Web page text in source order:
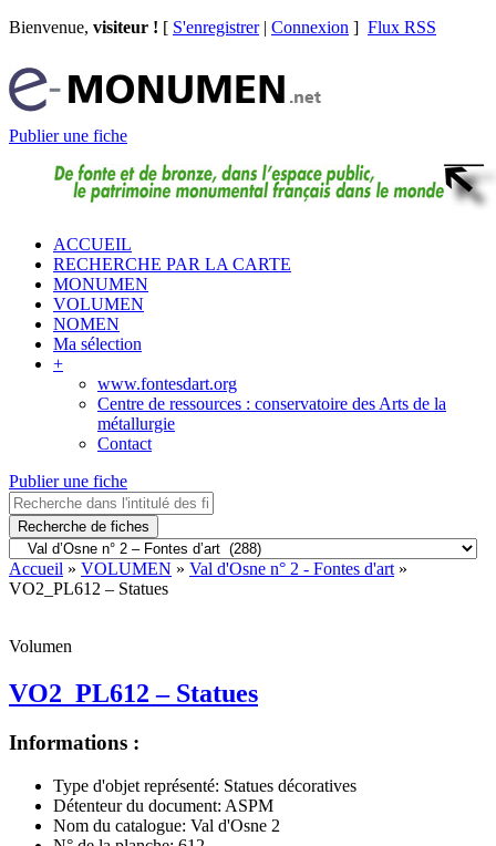
Bienvenue, visiteur ! [ S'enregistrer| Connexion ] Flux RSS
Publier une fiche
ACCUEIL
RECHERCHE PAR LA CARTE
MONUMEN
VOLUMEN
NOMEN
Ma sélection
+
www.fontesdart.org
Centre de ressources : conservatoire des Arts de la
métallurgie
Contact
Publier une fiche
Recherche de fiches
Accueil » VOLUMEN » Val d'Osne n° 2 - Fontes d'art »
VO2_PL612 – Statues
Volumen
VO2_PL612 – Statues
Informations :
Type d'objet représenté: Statues décoratives
Détenteur du document: ASPM
Nom du catalogue: Val d'Osne 2